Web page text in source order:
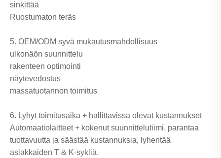
sinkittää
Ruostumaton teräs
5. OEM/ODM syvä mukautusmahdollisuus
ulkonäön suunnittelu
rakenteen optimointi
näytevedostus
massatuotannon toimitus
6. Lyhyt toimitusaika + hallittavissa olevat kustannukset
Automaatiolaitteet + kokenut suunnittelutiimi, parantaa
tuottavuutta ja säästää kustannuksia, lyhentää
asiakkaiden T & K-sykliä.